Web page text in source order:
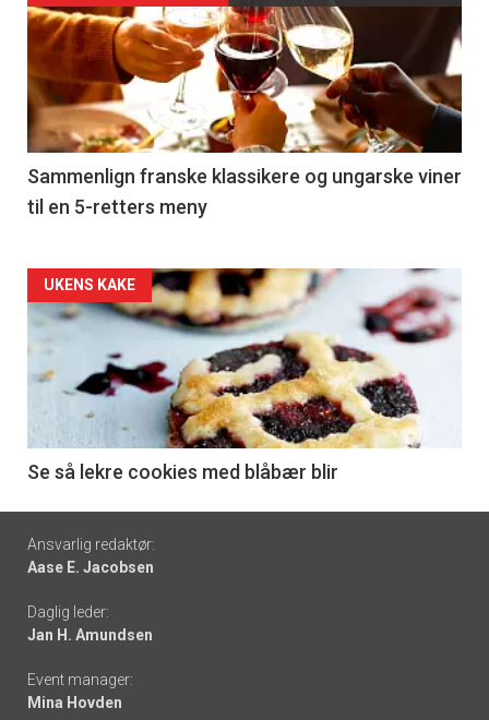
akkurat
nå
-
5
Sammenlign franske klassikere og ungarske viner
til en 5-retters meny
Forsiden
akkurat
nå
6
UKENS KAKE
Se så lekre cookies med blåbær blir
Footer
-
links
Ansvarlig redaktør:
Aase E. Jacobsen
Daglig leder:
Jan H. Amundsen
Event manager:
Mina Hovden